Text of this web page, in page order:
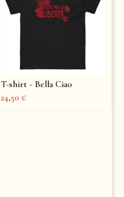
T-shirt - Bella Ciao
24,50 €